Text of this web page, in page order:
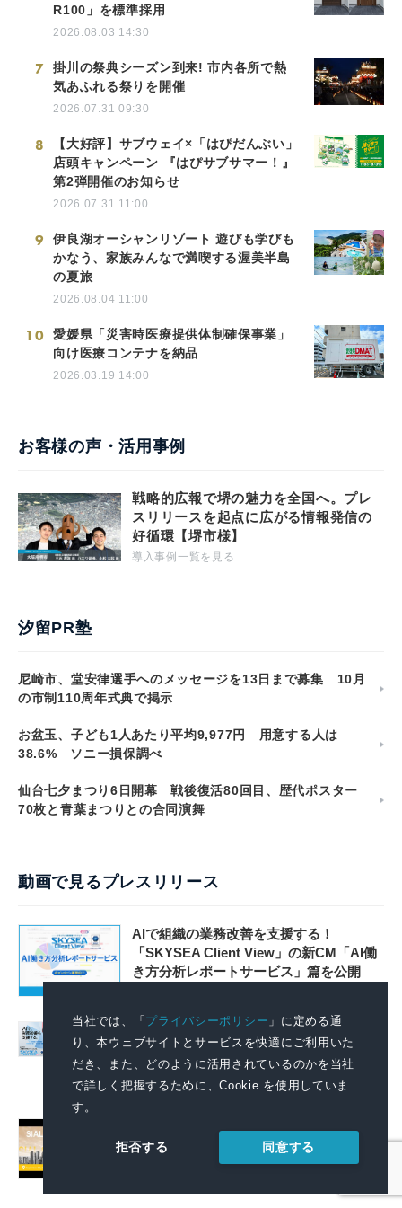
当社では、「プライバシーポリシー 」に定める通
り、本ウェブサイトとサービスを快適にご利用いた
だき、また、どのように活用されているのかを当社
で詳しく把握するために、Cookie を使用していま
す。
拒否する 同意する
R100」を標準採用
2026.08.03 14:30
7
掛川の祭典シーズン到来! 市内各所で熱
気あふれる祭りを開催
2026.07.31 09:30
8
【大好評】サブウェイ×「はぴだんぶい」
店頭キャンペーン 『はぴサブサマー！』
第2弾開催のお知らせ
2026.07.31 11:00
9
伊良湖オーシャンリゾート 遊びも学びも
かなう、家族みんなで満喫する渥美半島
の夏旅
2026.08.04 11:00
10
愛媛県「災害時医療提供体制確保事業」
向け医療コンテナを納品
2026.03.19 14:00
お客様の声・活用事例
戦略的広報で堺の魅力を全国へ。プレ
スリリースを起点に広がる情報発信の
好循環【堺市様】
導入事例一覧を見る
汐留PR塾
尼崎市、堂安律選手へのメッセージを13日まで募集 10月
の市制110周年式典で掲示
お盆玉、子ども1人あたり平均9,977円 用意する人は
38.6% ソニー損保調べ
仙台七夕まつり6日開幕 戦後復活80回目、歴代ポスター
70枚と青葉まつりとの合同演舞
動画で見るプレスリリース
AIで組織の業務改善を支援する！
「SKYSEA Client View」の新CM「AI働
き方分析レポートサービス」篇を公開
AIで組織の改善点を見抜く！「SKYSEA
Client View」の新テレビCM「チームの変
革」篇の放映を開始
2026.08.06 11:04
September 2026: SIAL Guangzhou Expands
to 4 Halls, Revealing New Cross-Channel
Food Growth Opportunities